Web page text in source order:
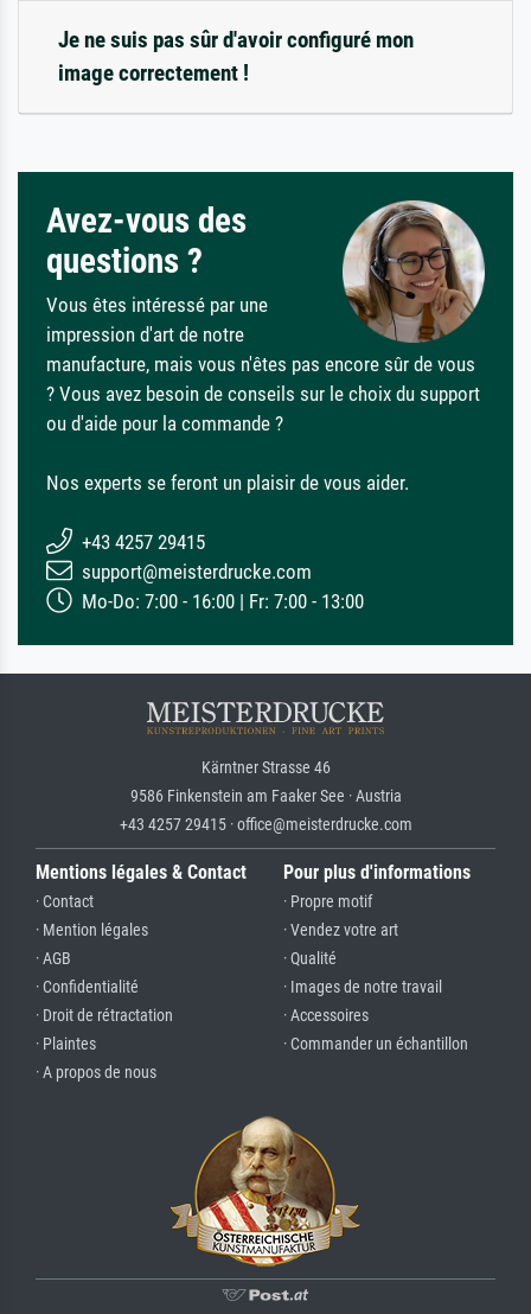
Je ne suis pas sûr d'avoir configuré mon
image correctement !
Avez-vous des
questions ?
Vous êtes intéressé par une
impression d'art de notre
manufacture, mais vous n'êtes pas encore sûr de vous
? Vous avez besoin de conseils sur le choix du support
ou d'aide pour la commande ?
Nos experts se feront un plaisir de vous aider.
+43 4257 29415
support@meisterdrucke.com
Mo-Do: 7:00 - 16:00 | Fr: 7:00 - 13:00
Kärntner Strasse 46
9586 Finkenstein am Faaker See · Austria
+43 4257 29415 · office@meisterdrucke.com
Mentions légales & Contact
· Contact
· Mention légales
· AGB
· Confidentialité
· Droit de rétractation
· Plaintes
· A propos de nous
Pour plus d'informations
· Propre motif
· Vendez votre art
· Qualité
· Images de notre travail
· Accessoires
· Commander un échantillon